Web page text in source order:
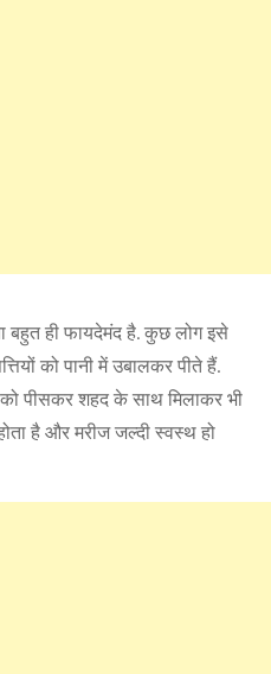
बहुत ही फायदेमंद है. कुछ लोग इसे
को पानी में उबालकर पीते हैं.
को पीसकर शहद के साथ मिलाकर भी
है और मरीज जल्दी स्वस्थ हो